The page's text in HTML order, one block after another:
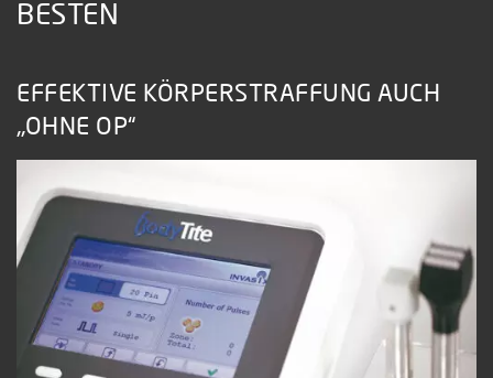
BESTEN
EFFEKTIVE KÖRPERSTRAFFUNG AUCH
„OHNE OP“